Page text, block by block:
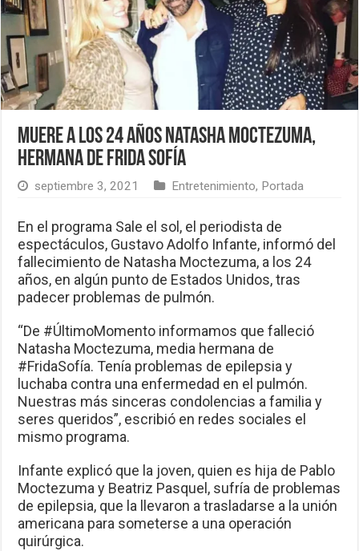
Muere a los 24 años Natasha Moctezuma,
hermana de Frida Sofía
septiembre 3, 2021 Entretenimiento, Portada
En el programa Sale el sol, el periodista de
espectáculos, Gustavo Adolfo Infante, informó del
fallecimiento de Natasha Moctezuma, a los 24
años, en algún punto de Estados Unidos, tras
padecer problemas de pulmón.
“De #ÚltimoMomento informamos que falleció
Natasha Moctezuma, media hermana de
#FridaSofía. Tenía problemas de epilepsia y
luchaba contra una enfermedad en el pulmón.
Nuestras más sinceras condolencias a familia y
seres queridos”, escribió en redes sociales el
mismo programa.
Infante explicó que la joven, quien es hija de Pablo
Moctezuma y Beatriz Pasquel, sufría de problemas
de epilepsia, que la llevaron a trasladarse a la unión
americana para someterse a una operación
quirúrgica.